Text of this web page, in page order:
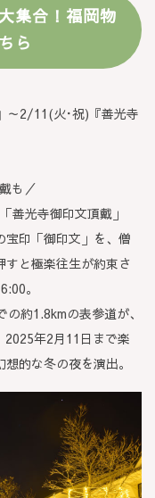
集合！福岡物
ら
～2/11(火･祝)『善光寺
も／
善光寺御印文頂戴」
宝印「御印文」を、僧
と極楽往生が約束さ
。
約1.8kmの表参道が、
2025年2月11日まで楽
的な冬の夜を演出。